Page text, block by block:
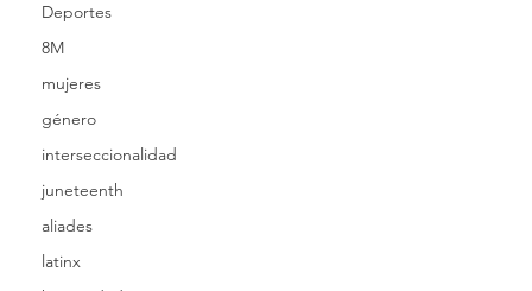
Deportes
8M
mujeres
género
interseccionalidad
juneteenth
aliades
latinx